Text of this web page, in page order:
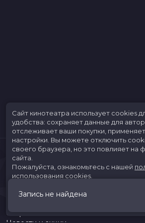
Запись не найдена
Скоро в кино
Сайт кинотеатра использует cookies
удобства: сохраняет данные для
отслеживает ваши покупки,
настройки. Вы можете отключить
своего браузера, но это повлияет на
сайта.
Пожалуйста, ознакомьтесь с нашей
использования cookies